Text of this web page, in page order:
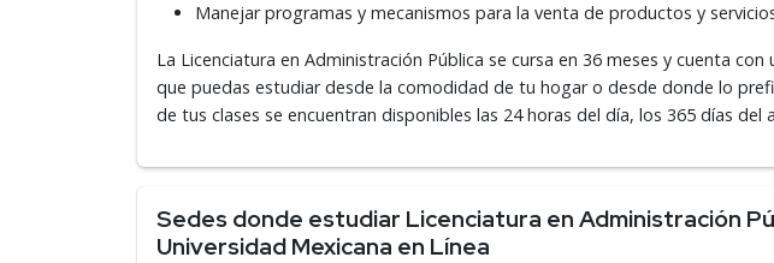
Manejar programas y mecanismos para la venta de productos y
La Licenciatura en Administración Pública se cursa en 36 meses y cuenta
que puedas estudiar desde la comodidad de tu hogar o desde donde lo
de tus clases se encuentran disponibles las 24 horas del día, los 365 días del
Sedes donde estudiar Licenciatura en Administración
Universidad Mexicana en Línea